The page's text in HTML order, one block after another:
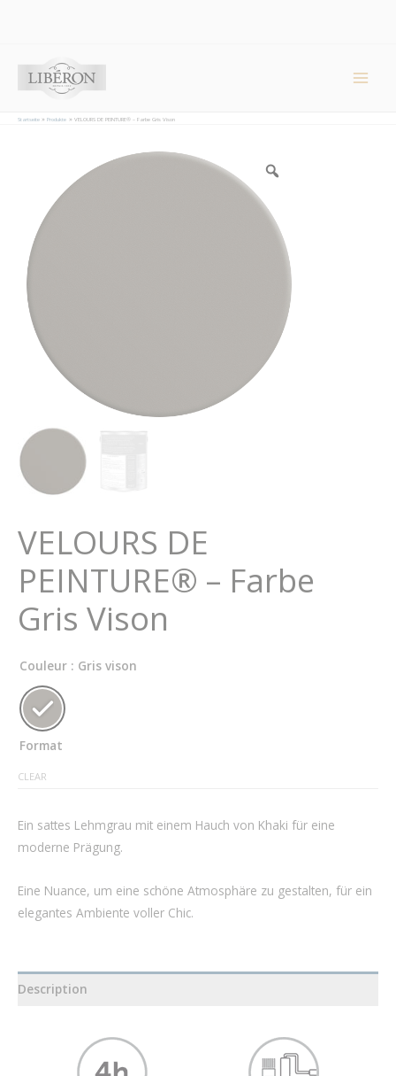
Startseite Produkte VELOURS DE PEINTURE® – Farbe Gris Vison
VELOURS DE
PEINTURE® – Farbe
Gris Vison
Couleur : Gris vison
Format
CLEAR
Ein sattes Lehmgrau mit einem Hauch von Khaki für eine
moderne Prägung.
Eine Nuance, um eine schöne Atmosphäre zu gestalten, für ein
elegantes Ambiente voller Chic.
Description